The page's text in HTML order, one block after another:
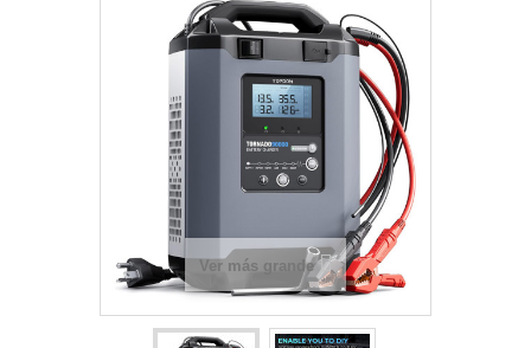
Ver más grande